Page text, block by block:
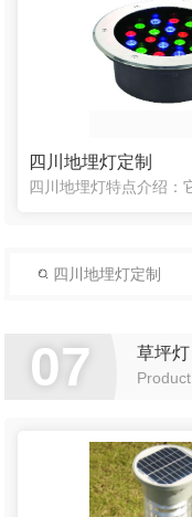
四川地埋灯定制
四川地埋灯定制
07 草坪灯
Product